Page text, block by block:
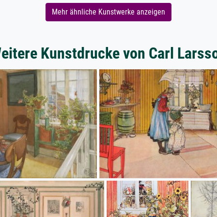
Mehr ähnliche Kunstwerke anzeigen
Kunstdrucke von Carl